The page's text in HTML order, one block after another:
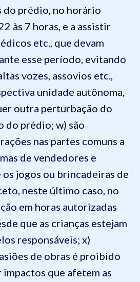
do prédio, no horário
às 7 horas, e a assistir
etc., que devam
esse período, evitando
vozes, assovios etc.,
unidade autônoma,
outra perturbação do
do prédio; w) são
nas partes comuns a
de vendedores e
os jogos ou brincadeiras de
neste último caso, no
em horas autorizadas
que as crianças estejam
responsáveis; x)
de obras é proibido
que afetem as